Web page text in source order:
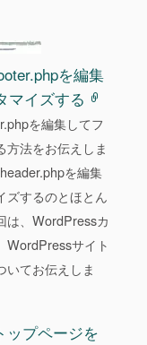
を編集
マイズする
を編集してフ
方法をお伝えしま
を編集
ズするのとほとん
は、WordPressカ
WordPressサイト
いてお伝えしま
ップページを